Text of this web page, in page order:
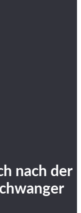
nach der